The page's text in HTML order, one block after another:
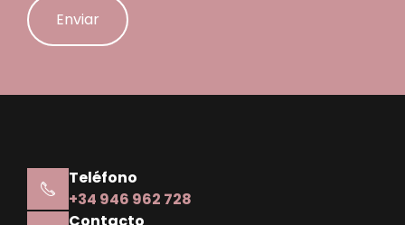
Teléfono
+34 946 962 728
Contacto